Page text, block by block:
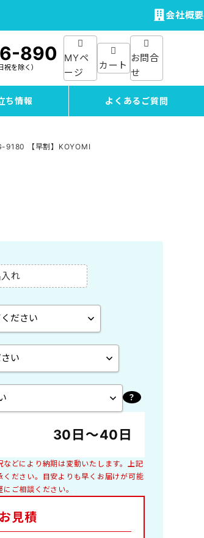
会社概要
MYペ
ージ
カート
お問合
せ
890
祝を除く）
ち情報 よくあるご質問
9180 【早割】KOYOMI
れ
30日～40日
どにより納期は変動いたします。上記
ください。目安よりも早くお届けが可能
ご相談ください。
お見積
ペーパーリング製本
パースタンド
卓上
切 菊2
切 46/4切
遺産
ット・動物
よみ
本家屋